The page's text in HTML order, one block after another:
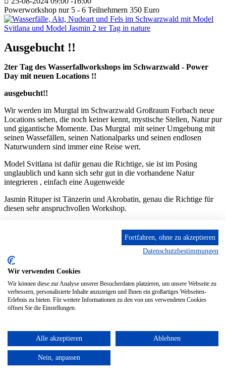
Powerworkshop nur 5 - 6 Teilnehmern 350 Euro
Ausgebucht !!
2ter Tag des Wasserfallworkshops im Schwarzwald - Power
Day mit neuen Locations !!
ausgebucht!!
Wir werden im Murgtal im Schwarzwald Großraum Forbach neue
Locations sehen, die noch keiner kennt, mystische Stellen, Natur pur
und gigantische Momente. Das Murgtal mit seiner Umgebung mit
seinen Wassefällen, seinen Nationalparks und seinen endlosen
Naturwundern sind immer eine Reise wert.
Model Svitlana ist dafür genau die Richtige, sie ist im Posing
unglaublich und kann sich sehr gut in die vorhandene Natur
integrieren , einfach eine Augenweide
Jasmin Rituper ist Tänzerin und Akrobatin, genau die Richtige für
diesen sehr anspruchvollen Workshop.
Workshops von Natur bis skulpturale Aktfotografie, natürlich auch
1 Tag deshalb auch 2023 wieder im Murgtal. Von
Langzeitbelichtung mit Model im Wasser, Blitztechnik an
Wasserfällen mit Model (Freezetechnik), Modefotografie in Lost
Place mit Blitztechnik und Aktfotografie an Felsformationen mit und
ohne Blitze.
Neu jetzt – Dauerlicht – Einsatz von LEDs – so ist immer ein tolles
Dauerlicht, Hss Technik, available Light,
Sunbouncing, normale Blitztechnik, Delaytechnik
mit Bewegung , Dauerlicht - ALLES was Fotografie
Fortfahren, ohne zu akzeptieren
Datenschutzbestimmungen
Wir verwenden Cookies
Wir können diese zur Analyse unserer Besucherdaten platzieren, um unsere Webseite zu
verbessern, personalisierte Inhalte anzuzeigen und Ihnen ein großartiges Webseiten-
Erlebnis zu bieten. Für weitere Informationen zu den von uns verwendeten Cookies
öffnen Sie die Einstellungen.
Alle akzeptieren Ablehnen
Nein, anpassen